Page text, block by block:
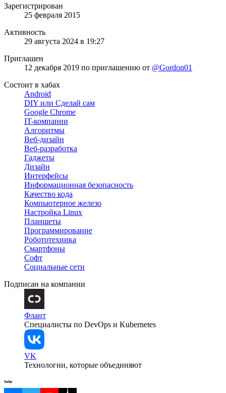
Зарегистрирован
25 февраля 2015
Активность
29 августа 2024 в 19:27
Приглашен
12 декабря 2019 по приглашению от @Gordon01
Состоит в хабах
Android
DIY или Сделай сам
Google Chrome
IT-компании
Алгоритмы
Веб-дизайн
Веб-разработка
Гаджеты
Дизайн
Интерфейсы
Информационная безопасность
Качество кода
Компьютерное железо
Настройка Linux
Планшеты
Программирование
Робототехника
Смартфоны
Софт
Социальные сети
Подписан на компании
Флант
Специалисты по DevOps и Kubernetes
VK
Технологии, которые объединяют